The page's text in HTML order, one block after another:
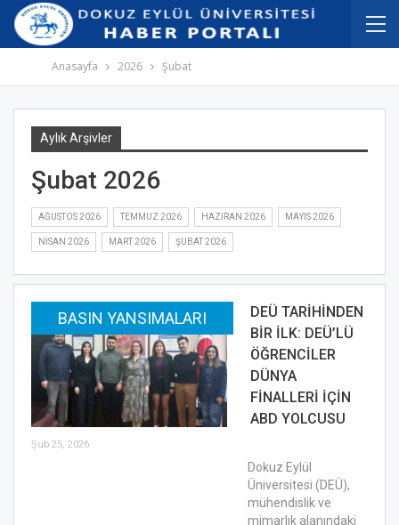
İçeriğe
atla
Navigasyona
atla
Anasayfa 2026 Şubat
Aylık Arşivler
Şubat 2026
AĞUSTOS 2026 TEMMUZ 2026 HAZIRAN 2026 MAYIS 2026
NISAN 2026 MART 2026 ŞUBAT 2026
BASIN YANSIMALARI
DEÜ TARİHİNDEN
BİR İLK: DEÜ’LÜ
ÖĞRENCİLER
DÜNYA
FİNALLERİ İÇİN
ABD YOLCUSU
Şub 25, 2026
Dokuz Eylül
Üniversitesi (DEÜ),
mühendislik ve
mimarlık alanındaki